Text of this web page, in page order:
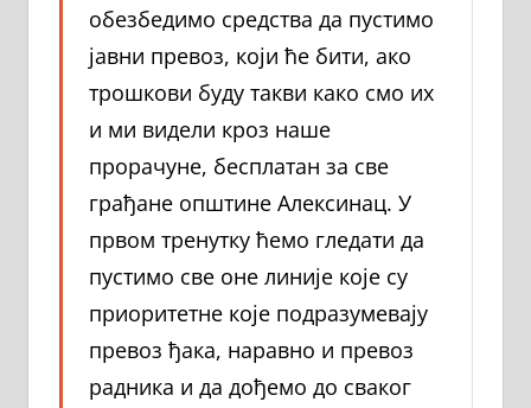
обезбедимо средства да пустимо
јавни превоз, који ће бити, ако
трошкови буду такви како смо их
и ми видели кроз наше
прорачуне, бесплатан за све
грађане општине Алексинац. У
првом тренутку ћемо гледати да
пустимо све оне линије које су
приоритетне које подразумевају
превоз ђака, наравно и превоз
радника и да дођемо до сваког